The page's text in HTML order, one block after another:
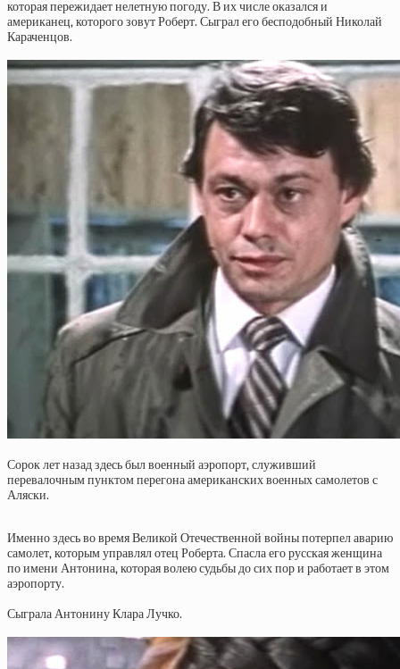
которая пережидает нелетную погоду. В их числе оказался и
американец, которого зовут Роберт. Сыграл его бесподобный Николай
Караченцов.
Сорок лет назад здесь был военный аэропорт, служивший
перевалочным пунктом перегона американских военных самолетов с
Аляски.
Именно здесь во время Великой Отечественной войны потерпел аварию
самолет, которым управлял отец Роберта. Спасла его русская женщина
по имени Антонина, которая волею судьбы до сих пор и работает в этом
аэропорту.
Сыграла Антонину Клара Лучко.